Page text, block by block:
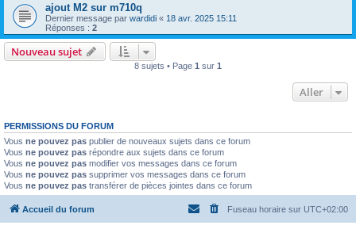
ajout M2 sur m710q
Dernier message par wardidi « 18 avr. 2025 15:11
Réponses : 2
Nouveau sujet
8 sujets • Page 1 sur 1
Aller
PERMISSIONS DU FORUM
Vous ne pouvez pas publier de nouveaux sujets dans ce forum
Vous ne pouvez pas répondre aux sujets dans ce forum
Vous ne pouvez pas modifier vos messages dans ce forum
Vous ne pouvez pas supprimer vos messages dans ce forum
Vous ne pouvez pas transférer de pièces jointes dans ce forum
Accueil du forum Fuseau horaire sur UTC+02:00